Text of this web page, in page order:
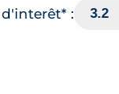
d'interêt* :